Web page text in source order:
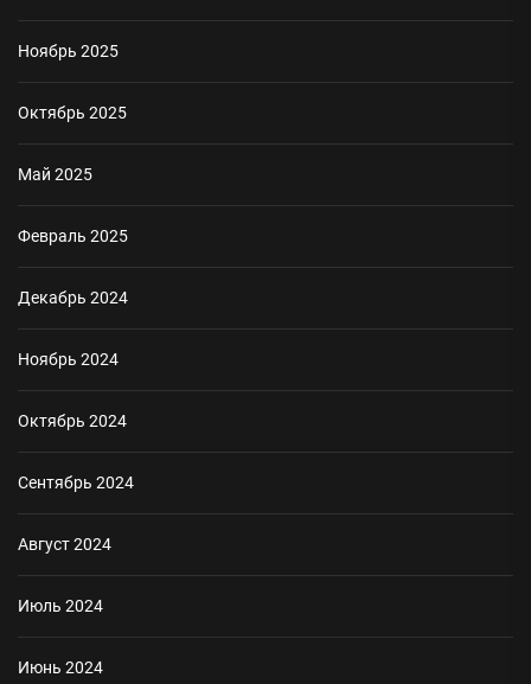
Ноябрь 2025
Октябрь 2025
Май 2025
Февраль 2025
Декабрь 2024
Ноябрь 2024
Октябрь 2024
Сентябрь 2024
Август 2024
Июль 2024
Июнь 2024